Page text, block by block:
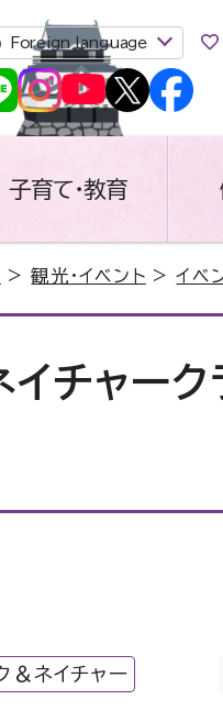
Foreign language
子育て・教育
>観光・イベント >イベ
チャーク
＆ネイチャー